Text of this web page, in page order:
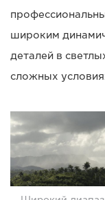
широким
деталей в
сложных